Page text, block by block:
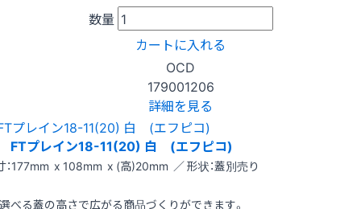
数量
カートに入れる
OCD
179001206
詳細を見る
FTプレイン18-11(20) 白 (エフピコ)
：177mm x 108mm x (高)20mm ／ 形状：蓋別売り
べる蓋の高さで広がる商品づくりができます。